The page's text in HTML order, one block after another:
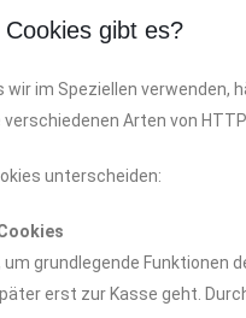
gibt es?
wir im Speziellen
Arten von
unterscheiden:
um grundlegende Funktionen
erst zur Kasse geht.